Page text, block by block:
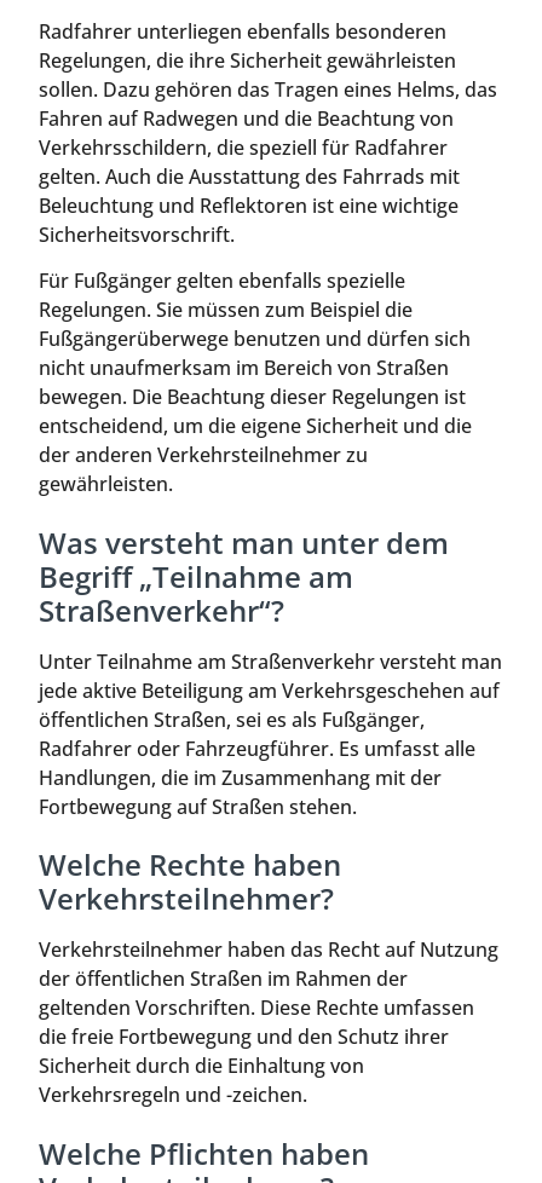
Radfahrer unterliegen ebenfalls besonderen
Regelungen, die ihre Sicherheit gewährleisten
sollen. Dazu gehören das Tragen eines Helms, das
Fahren auf Radwegen und die Beachtung von
Verkehrsschildern, die speziell für Radfahrer
gelten. Auch die Ausstattung des Fahrrads mit
Beleuchtung und Reflektoren ist eine wichtige
Sicherheitsvorschrift.
Für Fußgänger gelten ebenfalls spezielle
Regelungen. Sie müssen zum Beispiel die
Fußgängerüberwege benutzen und dürfen sich
nicht unaufmerksam im Bereich von Straßen
bewegen. Die Beachtung dieser Regelungen ist
entscheidend, um die eigene Sicherheit und die
der anderen Verkehrsteilnehmer zu
gewährleisten.
Was versteht man unter dem
Begriff „Teilnahme am
Straßenverkehr“?
Unter Teilnahme am Straßenverkehr versteht man
jede aktive Beteiligung am Verkehrsgeschehen auf
öffentlichen Straßen, sei es als Fußgänger,
Radfahrer oder Fahrzeugführer. Es umfasst alle
Handlungen, die im Zusammenhang mit der
Fortbewegung auf Straßen stehen.
Welche Rechte haben
Verkehrsteilnehmer?
Verkehrsteilnehmer haben das Recht auf Nutzung
der öffentlichen Straßen im Rahmen der
geltenden Vorschriften. Diese Rechte umfassen
die freie Fortbewegung und den Schutz ihrer
Sicherheit durch die Einhaltung von
Verkehrsregeln und -zeichen.
Welche Pflichten haben